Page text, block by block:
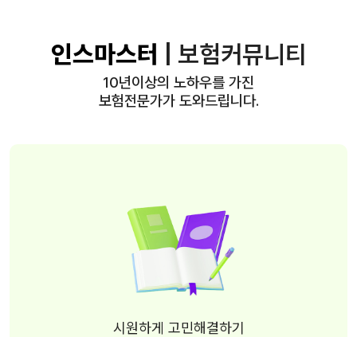
인스마스터 | 보험커뮤니티
10년이상의 노하우를 가진
보험전문가가 도와드립니다.
시원하게 고민해결하기